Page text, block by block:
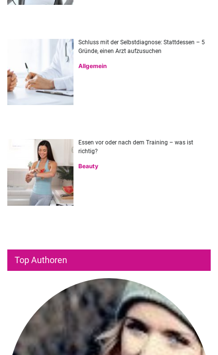
Schluss mit der Selbstdiagnose: Stattdessen – 5
Gründe, einen Arzt aufzusuchen
Allgemein
Essen vor oder nach dem Training – was ist
richtig?
Beauty
Top Authoren